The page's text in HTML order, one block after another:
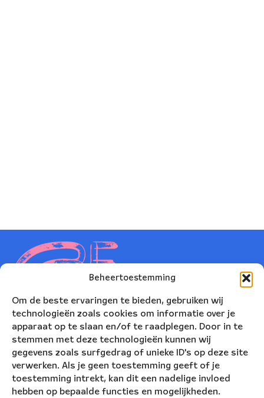
Beheertoestemming
Om de beste ervaringen te bieden, gebruiken wij
technologieën zoals cookies om informatie over je
apparaat op te slaan en/of te raadplegen. Door in te
stemmen met deze technologieën kunnen wij
gegevens zoals surfgedrag of unieke ID's op deze site
verwerken. Als je geen toestemming geeft of je
toestemming intrekt, kan dit een nadelige invloed
hebben op bepaalde functies en mogelijkheden.
Nederlands Blazers Ensemble